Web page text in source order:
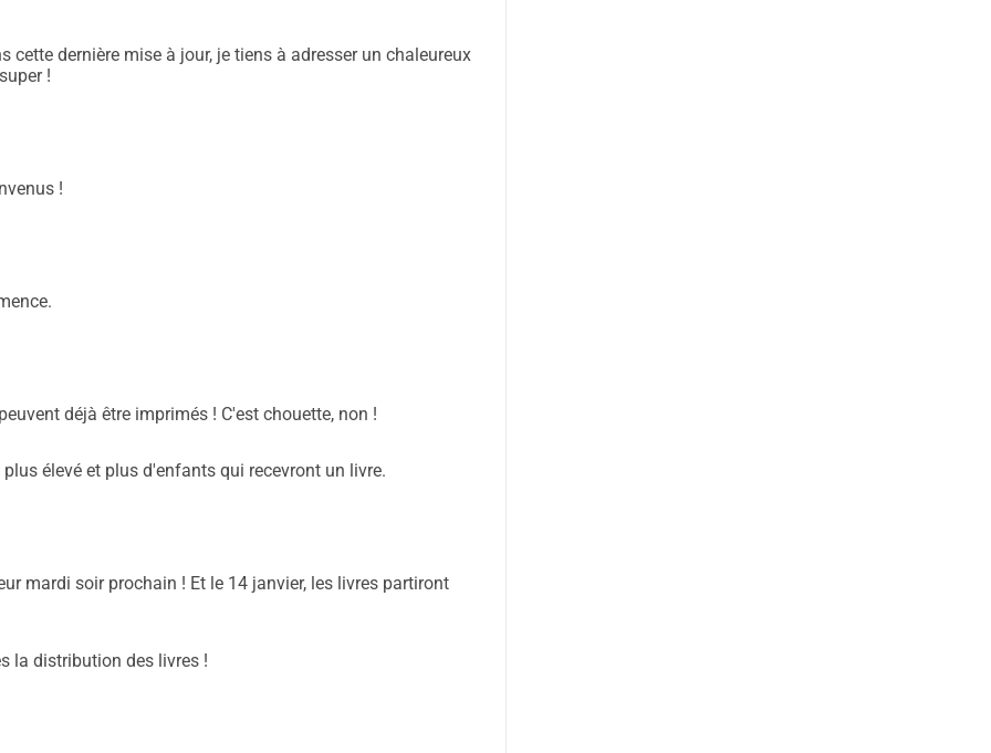
Le livre invite à un échange
avec eux-mêmes et une meilleure
sera
Cette imprimerie utilise
cette dernière mise à jour, je tiens à adresser un chaleureux
!
!
déjà être imprimés ! C'est chouette, non !
élevé et plus d'enfants qui recevront un livre.
mardi soir prochain ! Et le 14 janvier, les livres partiront
la distribution des livres !